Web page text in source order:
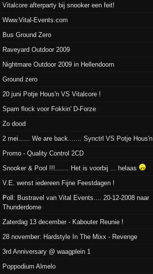
Vitalcore afterparty bij snooker een feit!
Www.Vital-Events.com
Bus Ground Zero
Raveyard Outdoor 2009
Nightmare Outdoor 2009 in Hellendoorn
Ground zero
20 juni Potje Hous'n VS Vitalcore !
Spam flock voor Fokkin' D-Forze
Zo dood
2 mei...... We are back....... Synctrl VS Potje Hous'n
Promo - Quality Control 2CD
Snooker & Pool !!!....... Het is voorbij ... helaas
V.E. wenst iedereen Fijne Feestdagen !
Poll: Bustravel van Vital Events.... 20-12-2008 naar
Thunderdome
Zaterdag 13 december - Kabouter Reunie !
28 november: Hardstyle In The Mixx - Revenge
3rd Anniversary @ waagplein 1
Poppodium Almelo